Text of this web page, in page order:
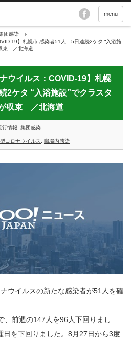
menu
団感染
19】札幌市 感染者51人…5日連続2ケタ “入浴施
束 ／北海道
ウイルス：COVID-19】札幌
2ケタ “入浴施設”でクラスタ
収束 ／北海道
行情報 集団感染
コロナウイルス 職場内感染
ウイルスの新たな感染者が51人を確
、前週の147人を96人下回りまし
日を下回りました。8月27日から3度